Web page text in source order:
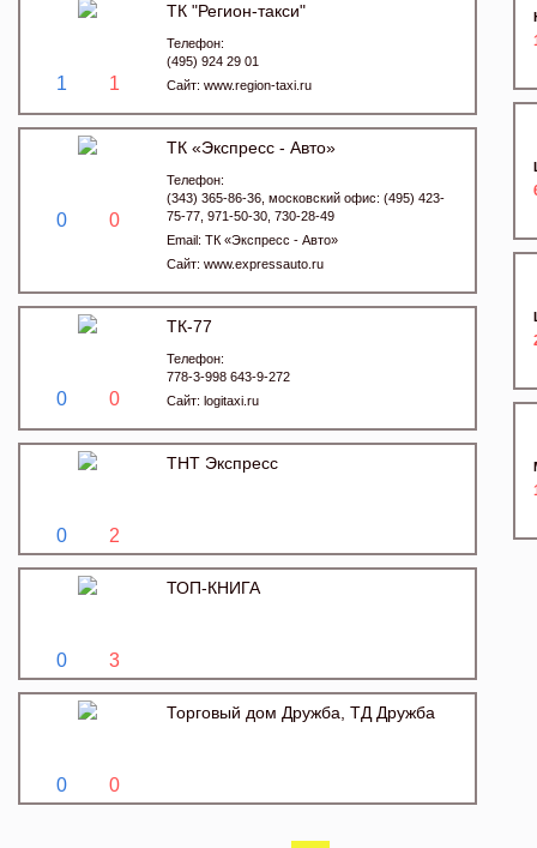
1 1
ТК "Регион-такси"
Телефон:
(495) 924 29 01
Сайт: www.region-taxi.ru
0 0
ТК «Экспресс - Авто»
Телефон:
(343) 365-86-36, московский офис: (495) 423-
75-77, 971-50-30, 730-28-49
Email: ТК «Экспресс - Авто»
Сайт: www.expressauto.ru
0 0
ТК-77
Телефон:
778-3-998 643-9-272
Сайт: logitaxi.ru
0 2
ТНТ Экспресс
0 3
ТОП-КНИГА
0 0
Торговый дом Дружба, ТД Дружба